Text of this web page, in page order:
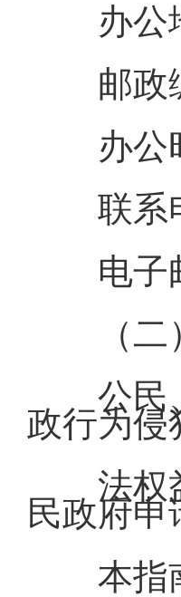
办公
邮政
办公
联系
电子
（
公民
政行为侵
法权
民政府
本指